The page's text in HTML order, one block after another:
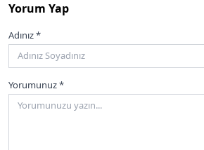
Yorum Yap
Adınız *
Yorumunuz *